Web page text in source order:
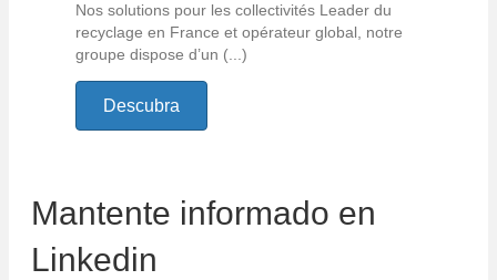
Nos solutions pour les collectivités Leader du
recyclage en France et opérateur global, notre
groupe dispose d’un (...)
Descubra
Mantente informado en
Linkedin